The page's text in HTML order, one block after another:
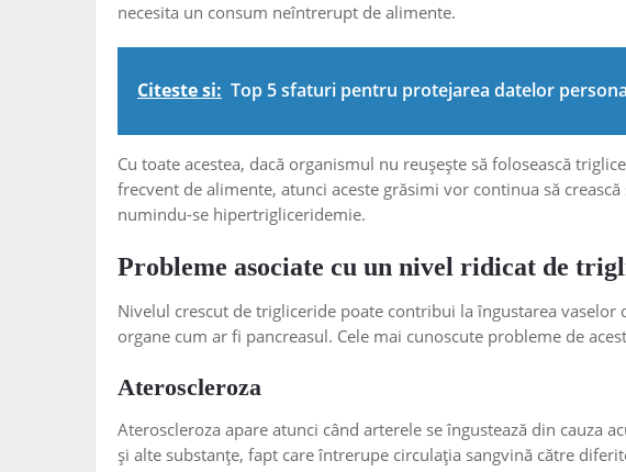
necesita un consum neîntrerupt de alimente.
Citeste si: Top 5 sfaturi pentru protejarea datelor
Cu toate acestea, dacă organismul nu reușește să folosească
frecvent de alimente, atunci aceste grăsimi vor continua să
numindu-se hipertrigliceridemie.
Probleme asociate cu un nivel ridicat de
Nivelul crescut de trigliceride poate contribui la îngustarea vaselor
organe cum ar fi pancreasul. Cele mai cunoscute probleme de
Ateroscleroza
Ateroscleroza apare atunci când arterele se îngustează din cauza
și alte substanțe, fapt care întrerupe circulația sangvină către